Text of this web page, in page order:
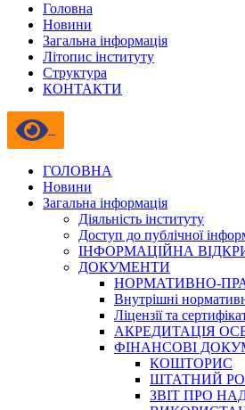
Головна
Новини
Загальна інформація
Літопис інституту
Структура
КОНТАКТИ
ГОЛОВНА
Новини
Загальна інформація
Діяльність інституту
Доступ до публічної
ІНФОРМАЦІЙНА
ДОКУМЕНТИ
НОРМАТИВНО-
Внутрішні
Ліцензії та
АКРЕДИТАЦІЯ
ФІНАНСОВІ
КОШТОРИС
ШТАТНИЙ
ЗВІТ ПРО